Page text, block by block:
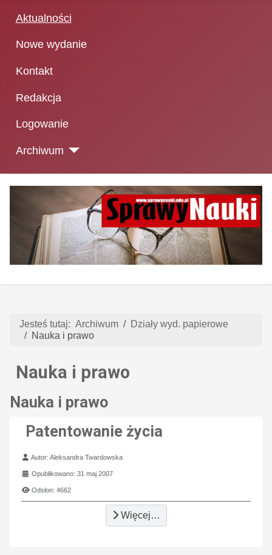
Aktualności
Nowe wydanie
Kontakt
Redakcja
Logowanie
Archiwum
Jesteś tutaj: Archiwum
Działy wyd. papierowe
Nauka i prawo
Nauka i prawo
Nauka i prawo
Patentowanie życia
Szczegóły
Autor:Aleksandra Twardowska
Opublikowano: 31 maj 2007
Odsłon: 4662
Więcej…